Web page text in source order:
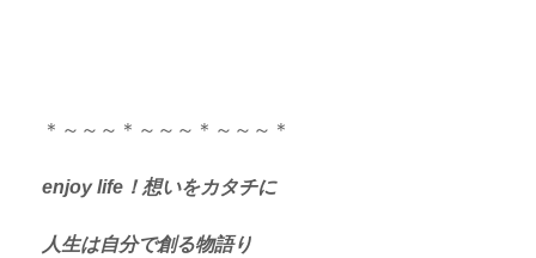
＊～～～＊～～～＊～～～＊
enjoy life！想いをカタチに
人生は自分で創る物語り